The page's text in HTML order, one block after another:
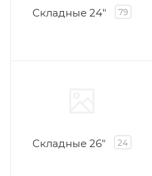
Складные 24" 79
Складные 26" 24